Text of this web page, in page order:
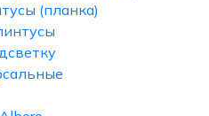
(планка)